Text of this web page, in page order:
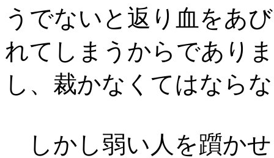
うでないと返り血をあ
れてしまうからであり
し、裁かなくてはなら
しかし弱い人を躓か